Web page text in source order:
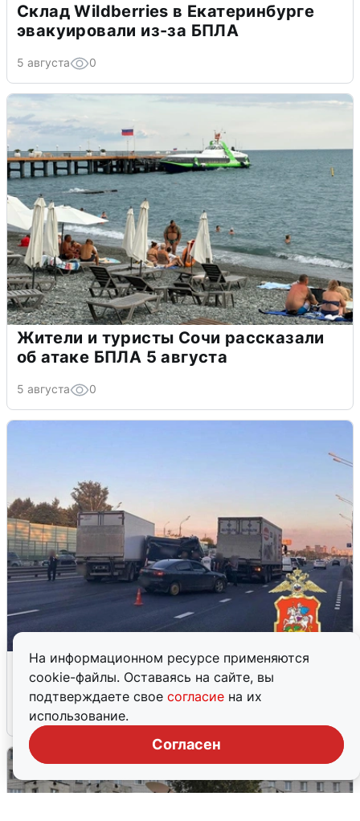
На информационном ресурсе применяются
cookie-файлы. Оставаясь на сайте, вы
подтверждаете свое согласие на их
использование.
Согласен
Склад Wildberries в Екатеринбурге
эвакуировали из-за БПЛА
5 августа 0
Жители и туристы Сочи рассказали
об атаке БПЛА 5 августа
5 августа 0
Пять машин столкнулись на
Дмитровском шоссе в Подмосковье
4 августа 0